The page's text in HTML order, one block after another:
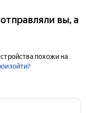
вы, а
похожи на